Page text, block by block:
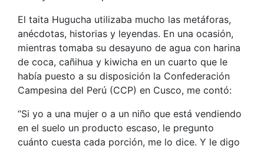
El taita Hugucha utilizaba mucho las metáforas,
anécdotas, historias y leyendas. En una ocasión,
mientras tomaba su desayuno de agua con harina
de coca, cañihua y kiwicha en un cuarto que le
había puesto a su disposición la Confederación
Campesina del Perú (CCP) en Cusco, me contó:
“Si yo a una mujer o a un niño que está vendiendo
en el suelo un producto escaso, le pregunto
cuánto cuesta cada porción, me lo dice. Y le digo